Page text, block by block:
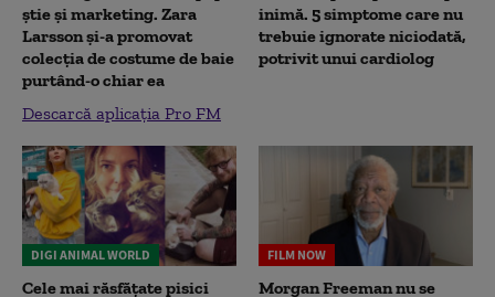
știe și marketing. Zara
Larsson și-a promovat
colecția de costume de baie
purtând-o chiar ea
Descarcă aplicația Pro FM
inimă. 5 simptome care nu
trebuie ignorate niciodată,
potrivit unui cardiolog
DIGI ANIMAL WORLD
Cele mai răsfățate pisici
FILM NOW
Morgan Freeman nu se